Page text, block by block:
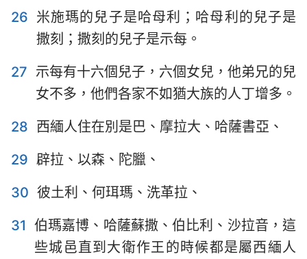
22
23 24 25 26 27
28
26 米施瑪的兒子是哈母利；哈母利的兒子是
撒刻；撒刻的兒子是示每。
27 示每有十六個兒子，六個女兒，他弟兄的兒
女不多，他們各家不如猶大族的人丁增多。
28 西緬人住在別是巴、摩拉大、哈薩書亞、
29 辟拉、以森、陀臘、
30 彼土利、何珥瑪、洗革拉、
31 伯瑪嘉博、哈薩蘇撒、伯比利、沙拉音，這
些城邑直到大衛作王的時候都是屬西緬人